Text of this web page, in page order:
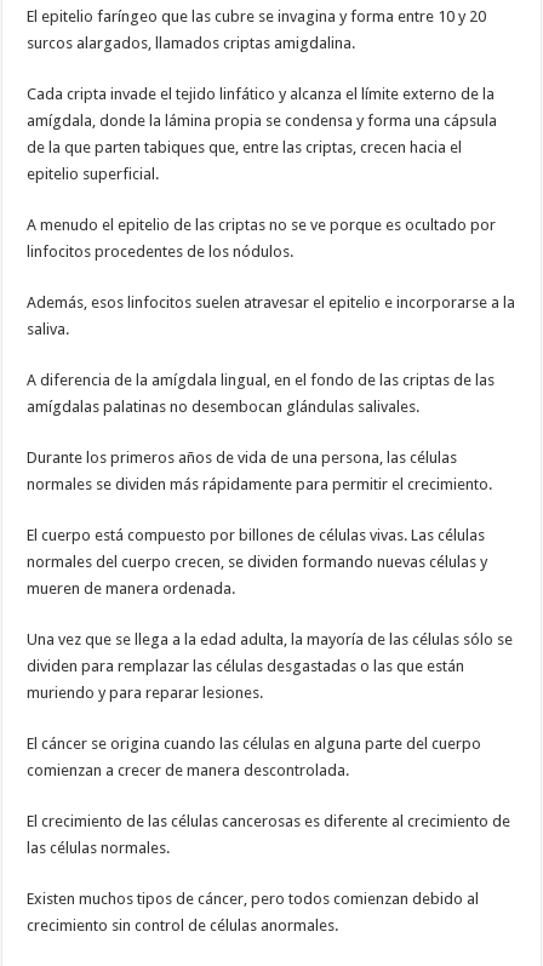
El epitelio faríngeo que las cubre se invagina y forma entre 10 y 20
surcos alargados, llamados criptas amigdalina.
Cada cripta invade el tejido linfático y alcanza el límite externo de la
amígdala, donde la lámina propia se condensa y forma una cápsula
de la que parten tabiques que, entre las criptas, crecen hacia el
epitelio superficial.
A menudo el epitelio de las criptas no se ve porque es ocultado por
linfocitos procedentes de los nódulos.
Además, esos linfocitos suelen atravesar el epitelio e incorporarse a la
saliva.
A diferencia de la amígdala lingual, en el fondo de las criptas de las
amígdalas palatinas no desembocan glándulas salivales.
Durante los primeros años de vida de una persona, las células
normales se dividen más rápidamente para permitir el crecimiento.
El cuerpo está compuesto por billones de células vivas. Las células
normales del cuerpo crecen, se dividen formando nuevas células y
mueren de manera ordenada.
Una vez que se llega a la edad adulta, la mayoría de las células sólo se
dividen para remplazar las células desgastadas o las que están
muriendo y para reparar lesiones.
El cáncer se origina cuando las células en alguna parte del cuerpo
comienzan a crecer de manera descontrolada.
El crecimiento de las células cancerosas es diferente al crecimiento de
las células normales.
Existen muchos tipos de cáncer, pero todos comienzan debido al
crecimiento sin control de células anormales.